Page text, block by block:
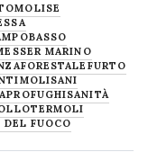
MARINO
FORESTALE FURTO
MOLISANI
PROFUGHISANITÀ
TERMOLI
FUOCO